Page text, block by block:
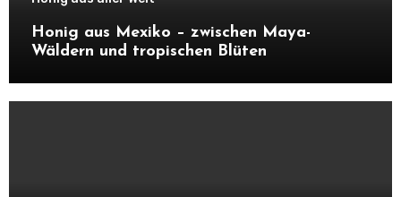
Honig aus Mexiko – zwischen Maya-
Wäldern und tropischen Blüten